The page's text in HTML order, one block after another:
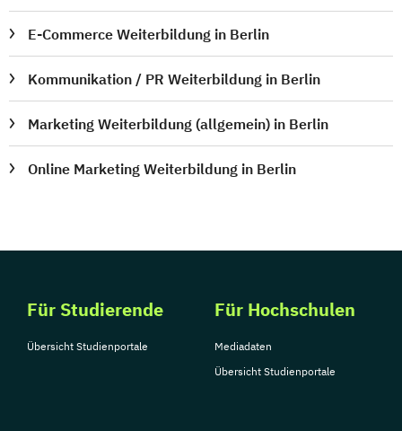
E-Commerce Weiterbildung in Berlin
Kommunikation / PR Weiterbildung in Berlin
Marketing Weiterbildung (allgemein) in Berlin
Online Marketing Weiterbildung in Berlin
Für Studierende
Übersicht Studienportale
Für Hochschulen
Mediadaten
Übersicht Studienportale